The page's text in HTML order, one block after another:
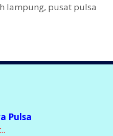
lampung, pusat pulsa
Pulsa